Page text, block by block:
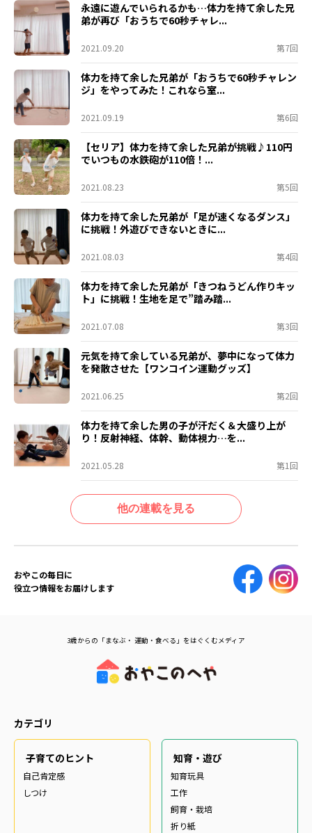
永遠に遊んでいられるかも…体力を持て余した兄
弟が再び「おうちで60秒チャレ...
2021.09.20 第7回
体力を持て余した兄弟が「おうちで60秒チャレン
ジ」をやってみた！これなら室...
2021.09.19 第6回
【セリア】体力を持て余した兄弟が挑戦♪110円
でいつもの水鉄砲が110倍！...
2021.08.23 第5回
体力を持て余した兄弟が「足が速くなるダンス」
に挑戦！外遊びできないときに...
2021.08.03 第4回
体力を持て余した兄弟が「きつねうどん作りキッ
ト」に挑戦！生地を足で”踏み踏...
2021.07.08 第3回
元気を持て余している兄弟が、夢中になって体力
を発散させた【ワンコイン運動グッズ】
2021.06.25 第2回
体力を持て余した男の子が汗だく＆大盛り上が
り！反射神経、体幹、動体視力…を...
2021.05.28 第1回
他の連載を見る
おやこの毎日に
役立つ情報をお届けします
3歳からの「まなぶ・ 運動・食べる」をはぐくむメディア
カテゴリ
子育てのヒント
自己肯定感
しつけ
知育・遊び
知育玩具
工作
飼育・栽培
折り紙